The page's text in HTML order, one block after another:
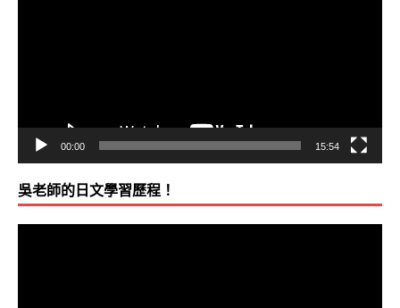
00:00 15:54
吳老師的日文學習歷程！